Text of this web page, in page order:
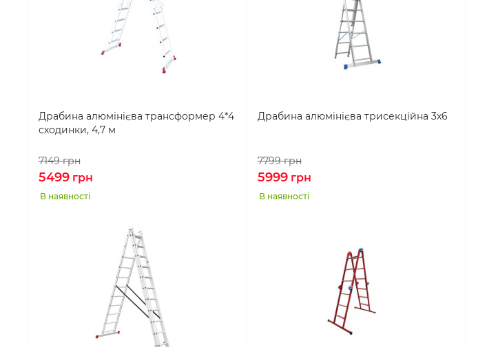
Драбина алюмінієва трансформер 4*4
сходинки, 4,7 м
7149грн
5499грн
В наявності
Драбина алюмінієва трисекційна 3х6
7799грн
5999грн
В наявності